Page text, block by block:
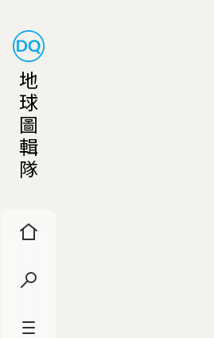
地
球
圖
輯
隊